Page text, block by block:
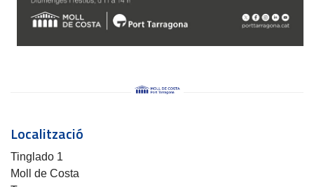
Localització
Tinglado 1
Moll de Costa